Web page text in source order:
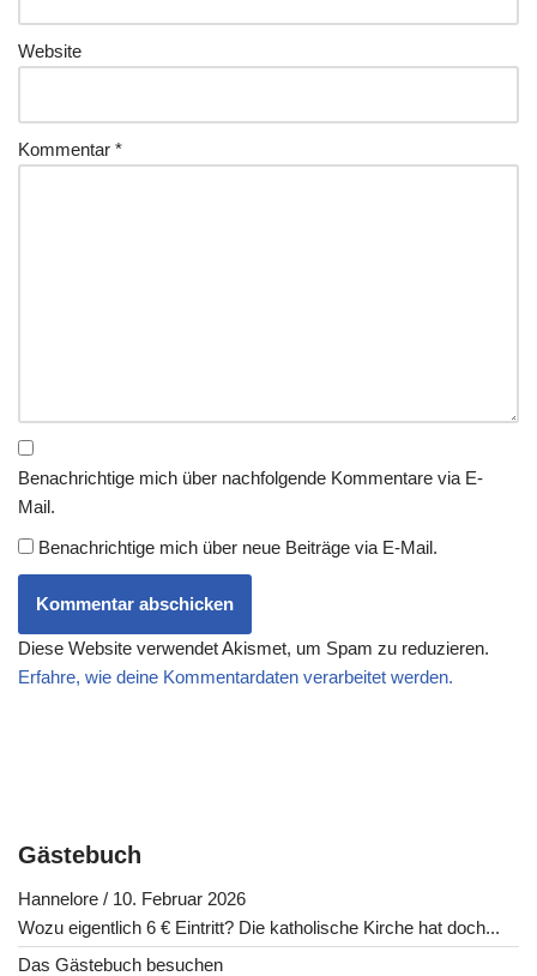
Website
Kommentar *
Benachrichtige mich über nachfolgende Kommentare via E-
Mail.
Benachrichtige mich über neue Beiträge via E-Mail.
Diese Website verwendet Akismet, um Spam zu reduzieren.
Erfahre, wie deine Kommentardaten verarbeitet werden.
Gästebuch
Hannelore / 10. Februar 2026
Wozu eigentlich 6 € Eintritt? Die katholische Kirche hat doch...
Das Gästebuch besuchen